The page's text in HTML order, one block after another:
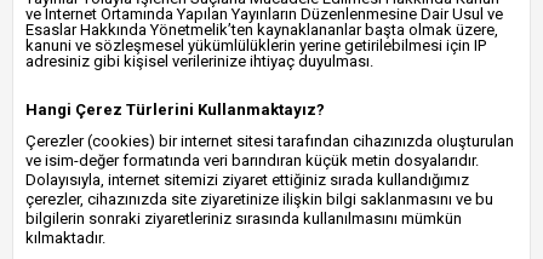
ve Internet Ortamında Yapılan Yayınların Düzenlenmesine Dair Usul ve
Esaslar Hakkında Yönetmelik’ten kaynaklananlar başta olmak üzere,
kanuni ve sözleşmesel yükümlülüklerin yerine getirilebilmesi için IP
adresiniz gibi kişisel verilerinize ihtiyaç duyulması.
Hangi Çerez Türlerini Kullanmaktayız?
Çerezler (cookies) bir internet sitesi tarafından cihazınızda oluşturulan
ve isim-değer formatında veri barındıran küçük metin dosyalarıdır.
Dolayısıyla, internet sitemizi ziyaret ettiğiniz sırada kullandığımız
çerezler, cihazınızda site ziyaretinize ilişkin bilgi saklanmasını ve bu
bilgilerin sonraki ziyaretleriniz sırasında kullanılmasını mümkün
kılmaktadır.